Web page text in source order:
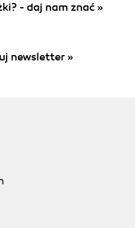
- daj nam znać »
newsletter »